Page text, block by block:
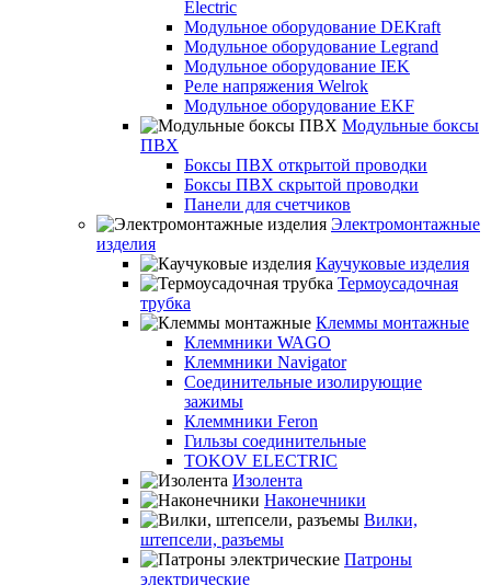
Electric
Модульное оборудование DEKraft
Модульное оборудование Legrand
Модульное оборудование IEK
Реле напряжения Welrok
Модульное оборудование EKF
Модульные боксы
ПВХ
Боксы ПВХ открытой проводки
Боксы ПВХ скрытой проводки
Панели для счетчиков
Электромонтажные
изделия
Каучуковые изделия
Термоусадочная
трубка
Клеммы монтажные
Клеммники WAGO
Клеммники Navigator
Соединительные изолирующие
зажимы
Клеммники Feron
Гильзы соединительные
TOKOV ELECTRIC
Изолента
Наконечники
Вилки,
штепсели, разъемы
Патроны
электрические